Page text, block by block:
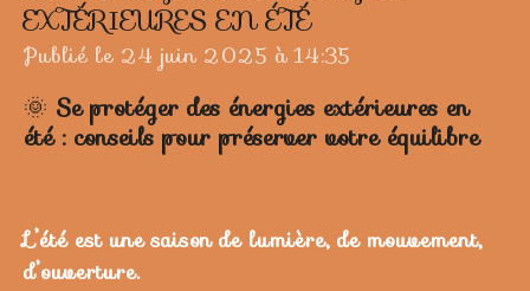
EXTÉRIEURES EN ÉTÉ
Publié le 24 juin 2025 à 14:35
🌞 Se protéger des énergies extérieures en
été : conseils pour préserver votre équilibre
L’été est une saison de lumière, de mouvement,
d’ouverture.